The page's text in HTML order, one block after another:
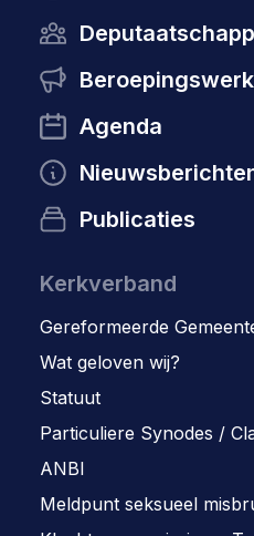
Beroepingswerk
Agenda
Publicaties
Kerkverband
Gereformeerde
Wat geloven wij?
Statuut
Particuliere Synodes /
ANBI
Meldpunt seksueel